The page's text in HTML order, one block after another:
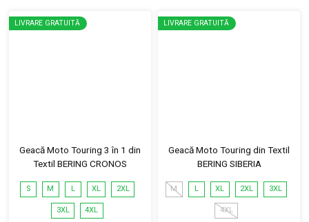
LIVRARE GRATUITĂ
Geacă Moto Touring 3 în 1 din
Textil BERING CRONOS
S M L XL 2XL
3XL 4XL
LIVRARE GRATUITĂ
Geacă Moto Touring din Textil
BERING SIBERIA
M L XL 2XL 3XL
4XL